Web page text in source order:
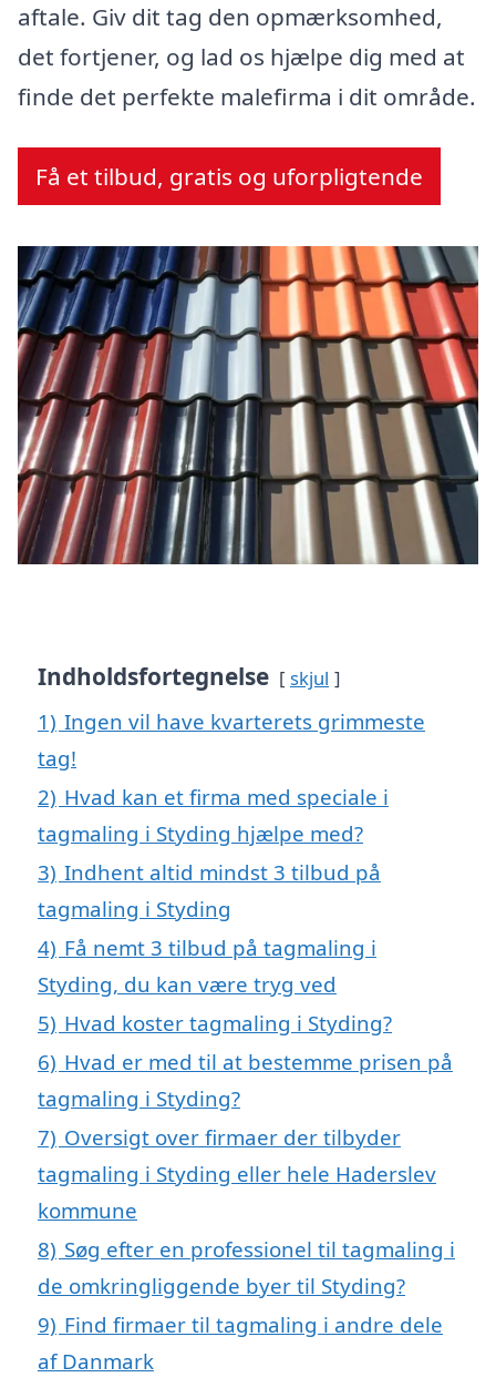
aftale. Giv dit tag den opmærksomhed,
det fortjener, og lad os hjælpe dig med at
finde det perfekte malefirma i dit område.
Få et tilbud, gratis og uforpligtende
Indholdsfortegnelse skjul
1) Ingen vil have kvarterets grimmeste
tag!
2) Hvad kan et firma med speciale i
tagmaling i Styding hjælpe med?
3) Indhent altid mindst 3 tilbud på
tagmaling i Styding
4) Få nemt 3 tilbud på tagmaling i
Styding, du kan være tryg ved
5) Hvad koster tagmaling i Styding?
6) Hvad er med til at bestemme prisen på
tagmaling i Styding?
7) Oversigt over firmaer der tilbyder
tagmaling i Styding eller hele Haderslev
kommune
8) Søg efter en professionel til tagmaling i
de omkringliggende byer til Styding?
9) Find firmaer til tagmaling i andre dele
af Danmark